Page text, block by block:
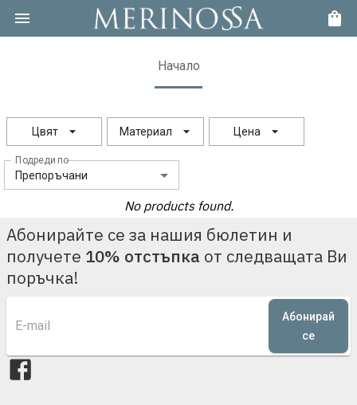
Начало
Цвят Материал Цена
Подреди по
Препоръчани
No products found.
Абонирайте се за нашия бюлетин и
получете 10% отстъпка от следващата Ви
поръчка!
Абонирай
се